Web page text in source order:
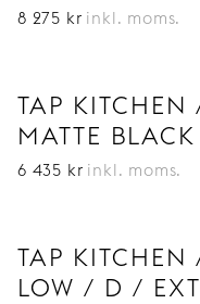
8 275 kr inkl. moms.
TAP KITCHEN
MATTE BLACK
6 435 kr inkl. moms.
TAP KITCHEN
LOW / D /